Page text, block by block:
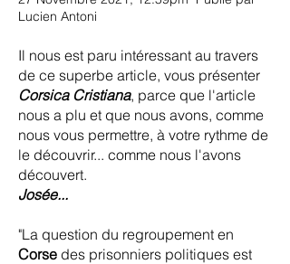
Lucien Antoni
Il nous est paru intéressant au travers
de ce superbe article, vous présenter
Corsica Cristiana, parce que l'article
nous a plu et que nous avons, comme
nous vous permettre, à votre rythme de
le découvrir... comme nous l'avons
découvert.
Josée...
"La question du regroupement en
Corse des prisonniers politiques est